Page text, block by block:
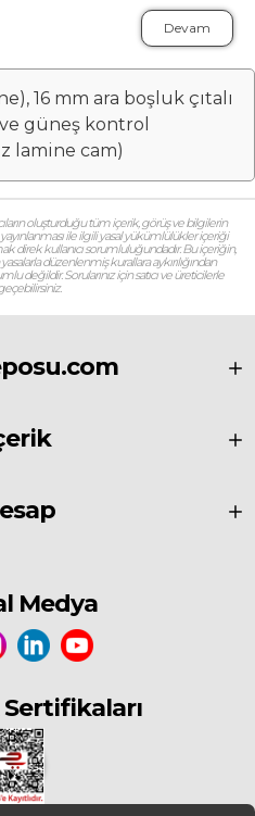
Devam
16 mm ara boşluk çıtalı
ve güneş kontrol
lamine cam)
oluşturduğu tüm içerik, görüş ve bilgilerin
ile ilgili yasal yükümlülükler içeriği
direk kullanıcı sorumluluğundadır. Bu içeriğin,
düzenlenmiş kurallara aykırılığından
değildir. Sorularınız için satıcı ve üreticilerle
Medya